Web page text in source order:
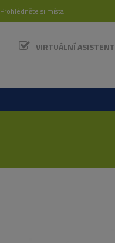
Prohlédněte si místa
VIRTUÁLNÍ ASISTENT